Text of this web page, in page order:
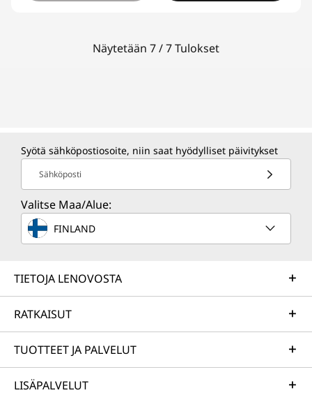
Näytetään 7 / 7 Tulokset
Syötä sähköpostiosoite, niin saat hyödylliset päivitykset
Sähköposti
Valitse Maa/Alue:
FINLAND
TIETOJA LENOVOSTA
RATKAISUT
TUOTTEET JA PALVELUT
LISÄPALVELUT